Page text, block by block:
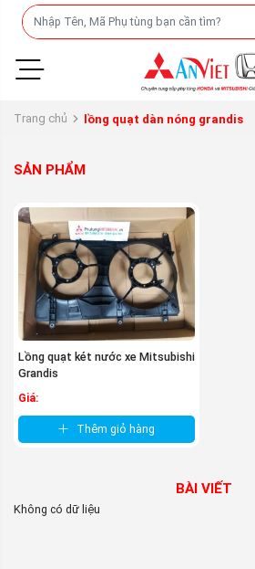
Trang chủ lồng quạt dàn nóng grandis
SẢN PHẨM
Lồng quạt két nước xe Mitsubishi
Grandis
Giá:
Thêm giỏ hàng
BÀI VIẾT
Không có dữ liệu